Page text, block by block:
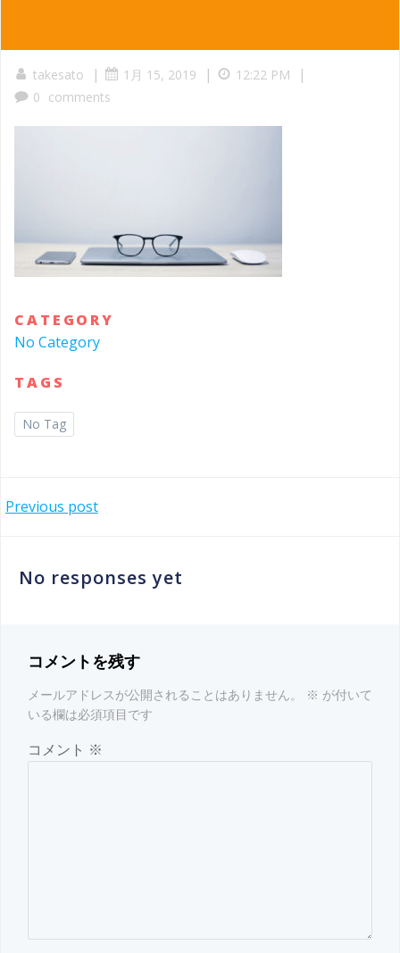
takesato | 1月 15, 2019 | 12:22 PM |
0 comments
CATEGORY
No Category
TAGS
No Tag
投
稿
ナ
ビ
ゲ
ー
シ
Previous post
No responses yet
コメントを残す
メールアドレスが公開されることはありません。 ※ が付いて
いる欄は必須項目です
コメント ※